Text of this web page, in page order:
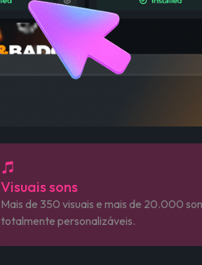
Visuais sons
Mais de 350 visuais e mais de 20.000
totalmente personalizáveis.